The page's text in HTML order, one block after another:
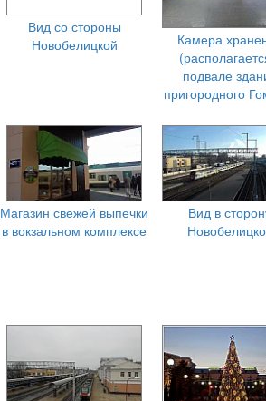
Вид со стороны
Новобелицкой
Камера
подвале
пригородного
Магазин свежей выпечки
в вокзальном комплексе
Вид в